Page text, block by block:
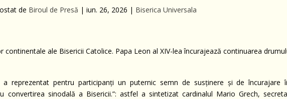
de Biroul de Presă | iun. 26, 2026 | Biserica Universala
a reprezentat pentru participanți un puternic semn de susținere și de încurajare
convertirea sinodală a Bisericii.”: astfel a sintetizat cardinalul Mario Grech,